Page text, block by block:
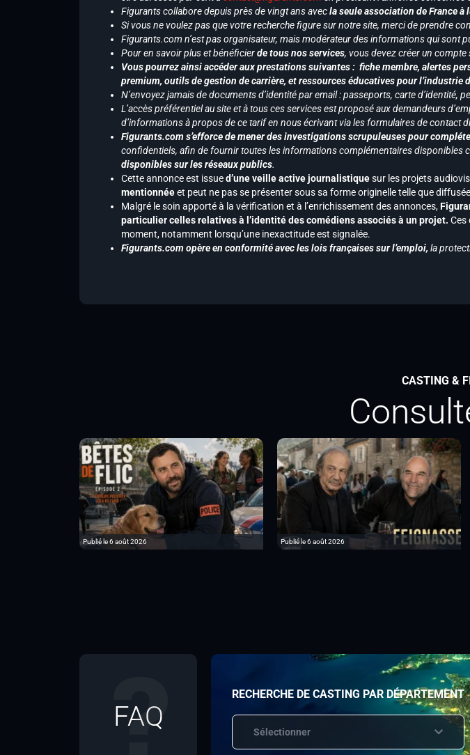
Figurants collabore depuis près de vingt ans avecla seule association de France
Si vous ne voulez pas que votre recherche figure sur notre site, merci de prendre
Figurants.com n’est pas organisateur, mais modérateur des informations qui sont
Pour en savoir plus et bénéficierde tous nos services, vous devez créer un
Vous pourrez ainsi accéder aux prestations suivantes : fiche membre, alertes
premium, outils de gestion de carrière, et ressources éducatives pour l’industrie
N’envoyez jamais de documents d’identité par email : passeports, carte d’identité,
L’accès préférentiel au site et à tous ces services est proposé aux demandeurs
d’informations à propos de ce tarif en nous écrivant via les formulaires de contact
Figurants.com s’efforce de mener des investigations scrupuleuses pour
confidentiels, afin de fournir toutes les informations complémentaires disponibles
disponibles sur les réseaux publics.
Cette annonce est issued’une veille active journalistiquesur les projets
mentionnéeet peut ne pas se présenter sous sa forme originelle telle que
Malgré le soin apporté à la vérification et à l’enrichissement des annonces,
particulier celles relatives à l’identité des comédiens associés à un projet. Ces
moment, notamment lorsqu’une inexactitude est signalée.
Figurants.com opère en conformité avec les lois françaises sur l’emploi, la
CASTING &
Publié le 6 août 2026 Publié le 6 août 2026
FAQ
RECHERCHE DE CASTING PAR DÉPARTEMENT
Sélectionner